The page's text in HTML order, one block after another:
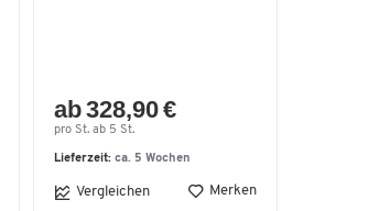
ab 328,90 €
pro St. ab 5 St.
Lieferzeit: ca. 5 Wochen
Vergleichen Merken